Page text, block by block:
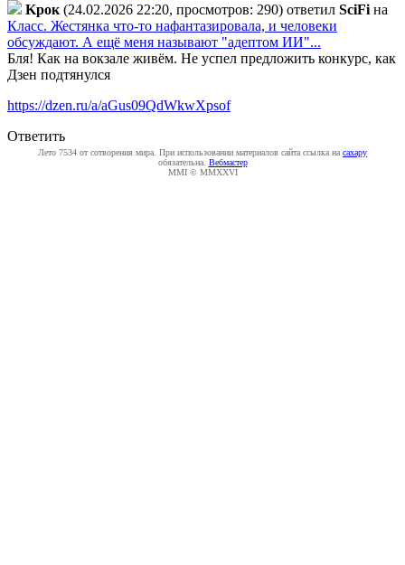
Kpoк (24.02.2026 22:20, просмотров: 290) ответил SciFi на
Класс. Жестянка что-то нафантазировала, и человеки
обсуждают. А ещё меня называют "адептом ИИ"...
Бля! Как на вокзале живём. Не успел предложить конкурс, как
Дзен подтянулся
https://dzen.ru/a/aGus09QdWkwXpsof
Ответить
Лето 7534 от сотворения мира. При использовании материалов сайта ссылка на caxapу
обязательна. Вебмастер
MMI © MMXXVI